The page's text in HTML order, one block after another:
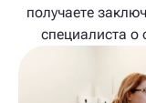
получаете
специалиста о